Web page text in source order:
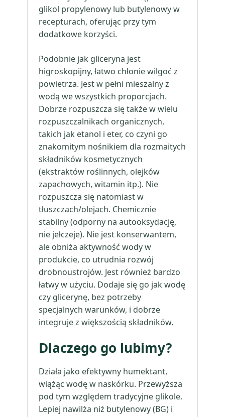
glikol propylenowy lub butylenowy w
recepturach, oferując przy tym
dodatkowe korzyści.
Podobnie jak gliceryna jest
higroskopijny, łatwo chłonie wilgoć z
powietrza. Jest w pełni mieszalny z
wodą we wszystkich proporcjach.
Dobrze rozpuszcza się także w wielu
rozpuszczalnikach organicznych,
takich jak etanol i eter, co czyni go
znakomitym nośnikiem dla rozmaitych
składników kosmetycznych
(ekstraktów roślinnych, olejków
zapachowych, witamin itp.). Nie
rozpuszcza się natomiast w
tłuszczach/olejach. Chemicznie
stabilny (odporny na autooksydację,
nie jełczeje). Nie jest konserwantem,
ale obniża aktywność wody w
produkcie, co utrudnia rozwój
drobnoustrojów. Jest również bardzo
łatwy w użyciu. Dodaje się go jak wodę
czy glicerynę, bez potrzeby
specjalnych warunków, i dobrze
integruje z większością składników.
Dlaczego go lubimy?
Działa jako efektywny humektant,
wiążąc wodę w naskórku. Przewyższa
pod tym względem tradycyjne glikole.
Lepiej nawilża niż butylenowy (BG) i